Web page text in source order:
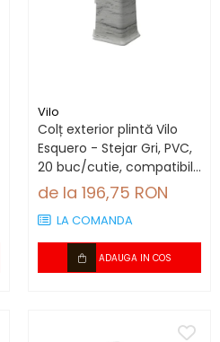
Vilo
Colț exterior plintă Vilo
Esquero - Stejar Gri, PVC,
20 buc/cutie, compatibil
plintă 66.6 mm
de la 196,75 RON
LA COMANDA
ADAUGA IN COS